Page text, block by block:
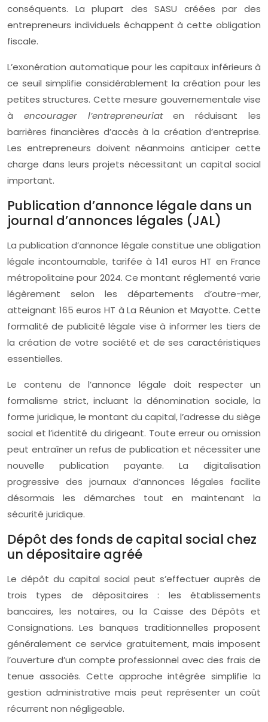
conséquents. La plupart des SASU créées par des
entrepreneurs individuels échappent à cette obligation
fiscale.
L’exonération automatique pour les capitaux inférieurs à
ce seuil simplifie considérablement la création pour les
petites structures. Cette mesure gouvernementale vise
à encourager l’entrepreneuriaten réduisant les
barrières financières d’accès à la création d’entreprise.
Les entrepreneurs doivent néanmoins anticiper cette
charge dans leurs projets nécessitant un capital social
important.
Publication d’annonce légale dans un
journal d’annonces légales (JAL)
La publication d’annonce légale constitue une obligation
légale incontournable, tarifée à 141 euros HT en France
métropolitaine pour 2024. Ce montant réglementé varie
légèrement selon les départements d’outre-mer,
atteignant 165 euros HT à La Réunion et Mayotte. Cette
formalité de publicité légale vise à informer les tiers de
la création de votre société et de ses caractéristiques
essentielles.
Le contenu de l’annonce légale doit respecter un
formalisme strict, incluant la dénomination sociale, la
forme juridique, le montant du capital, l’adresse du siège
social et l’identité du dirigeant. Toute erreur ou omission
peut entraîner un refus de publication et nécessiter une
nouvelle publication payante. La digitalisation
progressive des journaux d’annonces légales facilite
désormais les démarches tout en maintenant la
sécurité juridique.
Dépôt des fonds de capital social chez
un dépositaire agréé
Le dépôt du capital social peut s’effectuer auprès de
trois types de dépositaires : les établissements
bancaires, les notaires, ou la Caisse des Dépôts et
Consignations. Les banques traditionnelles proposent
généralement ce service gratuitement, mais imposent
l’ouverture d’un compte professionnel avec des frais de
tenue associés. Cette approche intégrée simplifie la
gestion administrative mais peut représenter un coût
récurrent non négligeable.